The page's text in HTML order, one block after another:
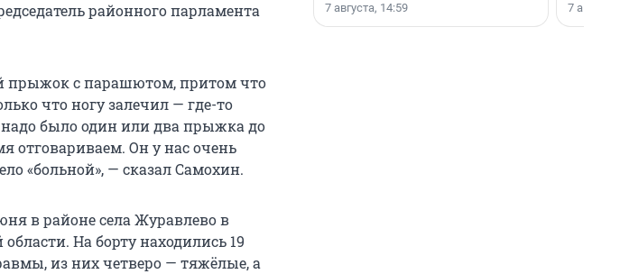
районного парламента
прыжок с парашютом, притом что
что ногу залечил — где-то
было один или два прыжка до
отговариваем. Он у нас очень
«больной», — сказал Самохин.
в районе села Журавлево в
На борту находились 19
из них четверо — тяжёлые, а
7 августа, 14:59
7